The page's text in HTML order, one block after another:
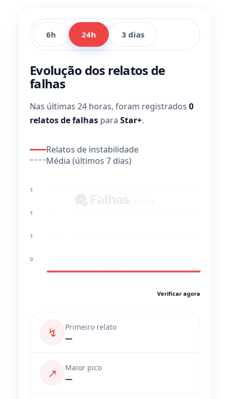
6h 24h 3 dias
Evolução dos relatos de
falhas
Nas últimas 24 horas, foram registrados 0
relatos de falhas para Star+.
Relatos de instabilidade
Média (últimos 7 dias)
1
1
1
0
Verificar agora
↯
Primeiro relato
—
↗
Maior pico
—